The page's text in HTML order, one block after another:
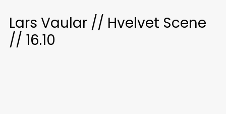
Lars Vaular // Hvelvet Scene
// 16.10